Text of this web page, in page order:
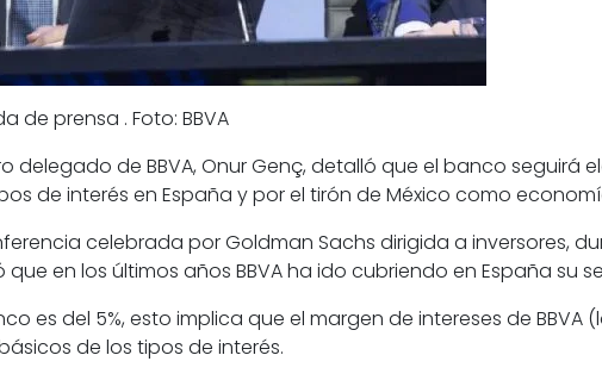
de prensa . Foto: BBVA
delegado de BBVA, Onur Genç, detalló que el banco
de interés en España y por el tirón de México como
celebrada por Goldman Sachs dirigida a inversores,
en los últimos años BBVA ha ido cubriendo en España su
es del 5%, esto implica que el margen de intereses de BBVA
de los tipos de interés.